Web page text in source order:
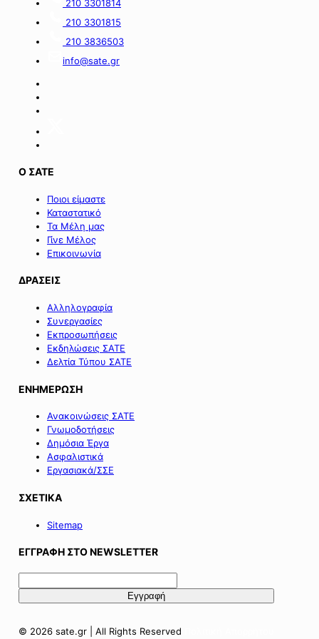
Πράσινου
Ταμείου».
ειδικού
στήριξης
210 3301814
210 3301815
210 3836503
info@sate.gr
Ο ΣΑΤΕ
Ποιοι είμαστε
Καταστατικό
Τα Μέλη μας
Γίνε Μέλος
Επικοινωνία
ΔΡΑΣΕΙΣ
Αλληλογραφία
Συνεργασίες
Εκπροσωπήσεις
Εκδηλώσεις ΣΑΤΕ
Δελτία Τύπου ΣΑΤΕ
ΕΝΗΜΕΡΩΣΗ
Ανακοινώσεις ΣΑΤΕ
Γνωμοδοτήσεις
Δημόσια Έργα
Ασφαλιστικά
Εργασιακά/ΣΣΕ
ΣΧΕΤΙΚΑ
Sitemap
ΕΓΓΡΑΦΗ ΣΤΟ NEWSLETTER
© 2026 sate.gr | All Rights Reserved